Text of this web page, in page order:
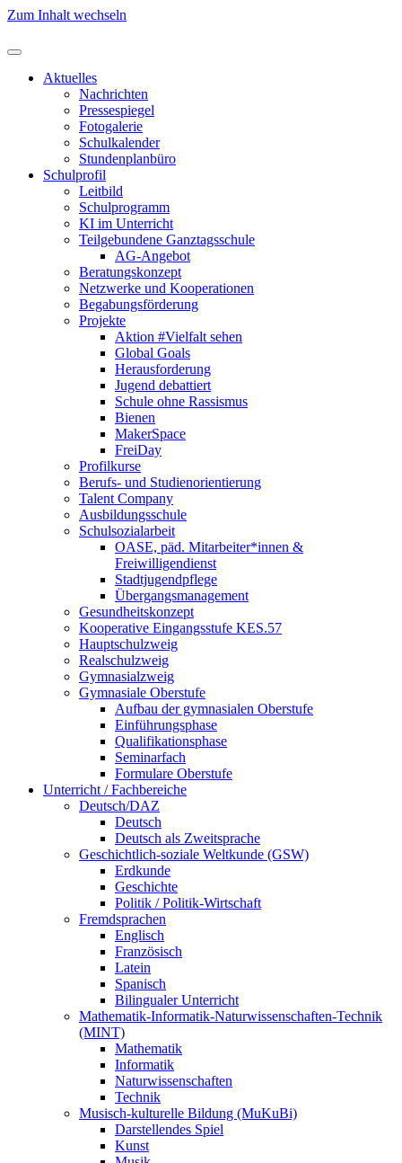
Zum Inhalt wechseln
Aktuelles
Nachrichten
Pressespiegel
Fotogalerie
Schulkalender
Stundenplanbüro
Schulprofil
Leitbild
Schulprogramm
KI im Unterricht
Teilgebundene Ganztagsschule
AG-Angebot
Beratungskonzept
Netzwerke und Kooperationen
Begabungsförderung
Projekte
Aktion #Vielfalt sehen
Global Goals
Herausforderung
Jugend debattiert
Schule ohne Rassismus
Bienen
MakerSpace
FreiDay
Profilkurse
Berufs- und Studienorientierung
Talent Company
Ausbildungsschule
Schulsozialarbeit
OASE, päd. Mitarbeiter*innen &
Freiwilligendienst
Stadtjugendpflege
Übergangsmanagement
Gesundheitskonzept
Kooperative Eingangsstufe KES.57
Hauptschulzweig
Realschulzweig
Gymnasialzweig
Gymnasiale Oberstufe
Aufbau der gymnasialen Oberstufe
Einführungsphase
Qualifikationsphase
Seminarfach
Formulare Oberstufe
Unterricht / Fachbereiche
Deutsch/DAZ
Deutsch
Deutsch als Zweitsprache
Geschichtlich-soziale Weltkunde (GSW)
Erdkunde
Geschichte
Politik / Politik-Wirtschaft
Fremdsprachen
Englisch
Französisch
Latein
Spanisch
Bilingualer Unterricht
Mathematik-Informatik-Naturwissenschaften-Technik
(MINT)
Mathematik
Informatik
Naturwissenschaften
Technik
Musisch-kulturelle Bildung (MuKuBi)
Darstellendes Spiel
Kunst